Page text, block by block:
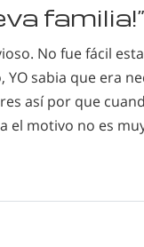
familia!”
No fue fácil
sabia que era
así por que
el motivo no es